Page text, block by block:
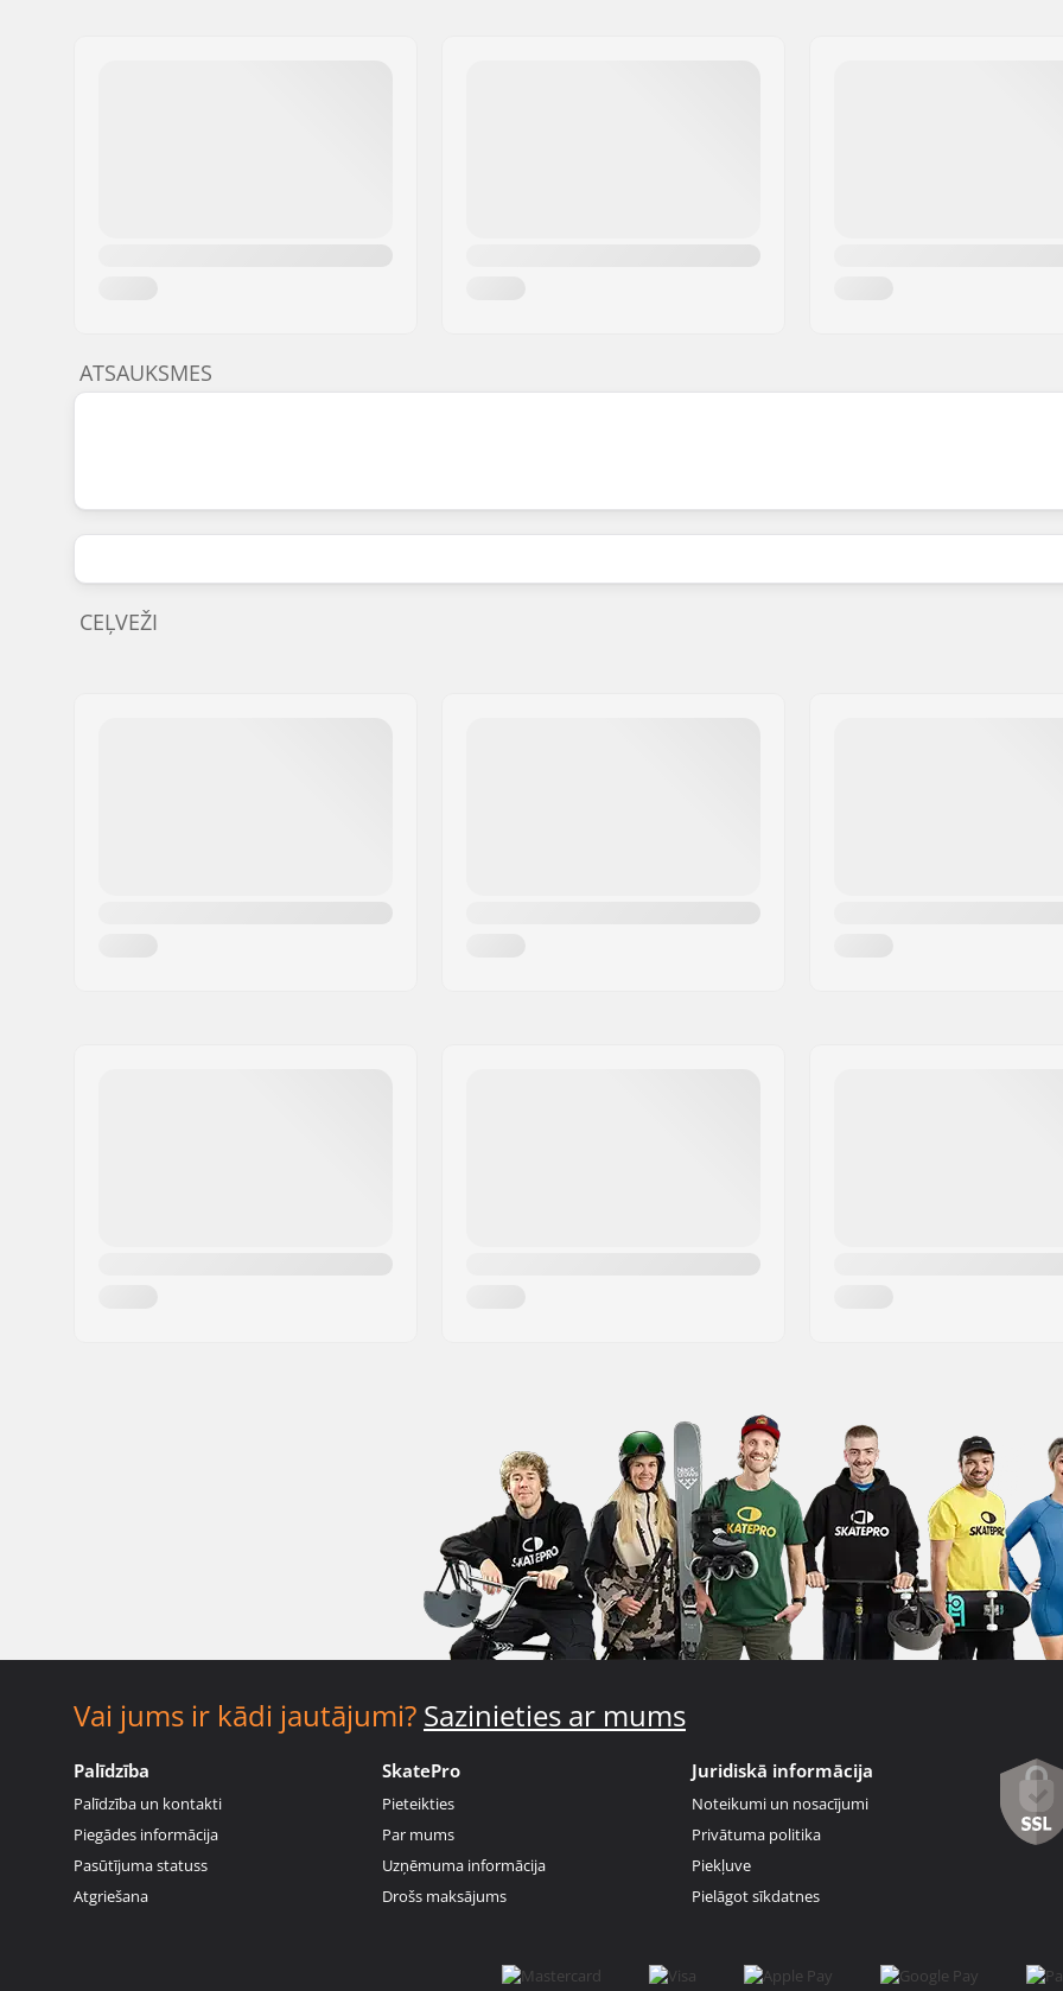
ATSAUKSMES
CEĻVEŽI
Vai jums ir kādi jautājumi? Sazinieties ar mums
Palīdzība
Palīdzība un kontakti
Piegādes informācija
Pasūtījuma statuss
Atgriešana
SkatePro
Pieteikties
Par mums
Uzņēmuma informācija
Drošs maksājums
Juridiskā informācija
Noteikumi un nosacījumi
Privātuma politika
Piekļuve
Pielāgot sīkdatnes